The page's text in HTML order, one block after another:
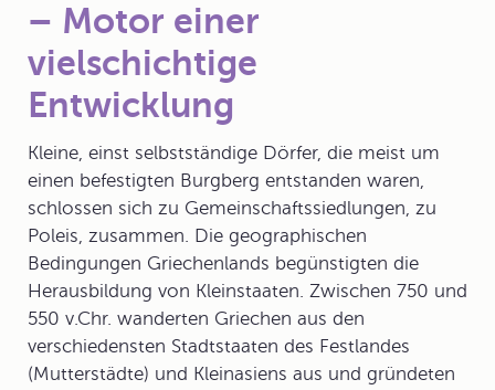
– Motor einer
vielschichtige
Entwicklung
Kleine, einst selbstständige Dörfer, die meist um
einen befestigten Burgberg entstanden waren,
schlossen sich zu Gemeinschaftssiedlungen, zu
Poleis, zusammen. Die geographischen
Bedingungen Griechenlands begünstigten die
Herausbildung von Kleinstaaten. Zwischen 750 und
550 v.Chr. wanderten Griechen aus den
verschiedensten Stadtstaaten des Festlandes
(Mutterstädte) und Kleinasiens aus und gründeten